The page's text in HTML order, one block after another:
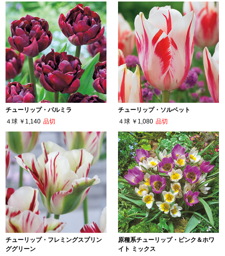
チューリップ・パルミラ
４球 ￥1,140 品切
チューリップ・ソルベット
４球 ￥1,080 品切
チューリップ・フレミングスプリン
ググリーン
原種系チューリップ・ピンク＆ホワ
イト ミックス